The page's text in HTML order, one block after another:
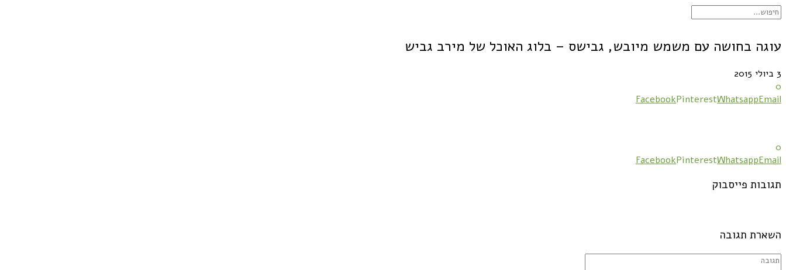
עוגה בחושה עם משמש מיובש, גבישס – בלוג האוכל של מירב גביש
3 ביולי 2015
0
FacebookPinterestWhatsappEmail
0
FacebookPinterestWhatsappEmail
תגובות פייסבוק
השארת תגובה